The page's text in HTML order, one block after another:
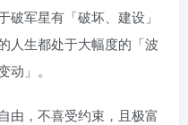
军星有「破坏、建设」
人生都处于大幅度的「波
」。
由，不喜受约束，且极富